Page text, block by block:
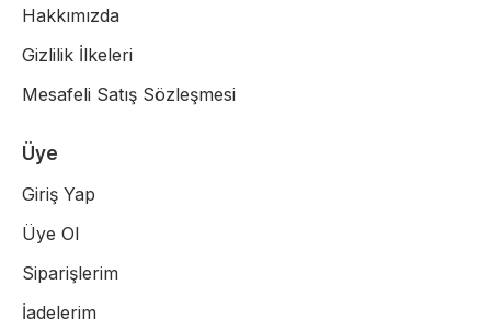
Hakkımızda
Gizlilik İlkeleri
Mesafeli Satış Sözleşmesi
Üye
Giriş Yap
Üye Ol
Siparişlerim
İadelerim